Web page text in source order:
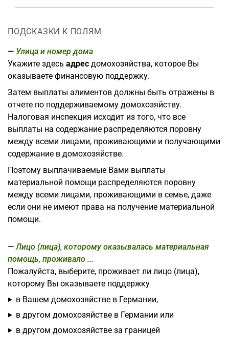
ПОДСКАЗКИ К ПОЛЯМ
Улица и номер дома
Укажите здесь адрес домохозяйства, которое Вы
оказываете финансовую поддержку.
Затем выплаты алиментов должны быть отражены в
отчете по поддерживаемому домохозяйству.
Налоговая инспекция исходит из того, что все
выплаты на содержание распределяются поровну
между всеми лицами, проживающими и получающими
содержание в домохозяйстве.
Поэтому выплачиваемые Вами выплаты
материальной помощи распределяются поровну
между всеми лицами, проживающими в семье, даже
если они не имеют права на получение материальной
помощи.
Лицо (лица), которому оказывалась материальная
помощь, проживало ...
Пожалуйста, выберите, проживает ли лицо (лица),
которому Вы оказываете поддержку
в Вашем домохозяйстве в Германии,
в другом домохозяйстве в Германии или
в другом домохозяйстве за границей